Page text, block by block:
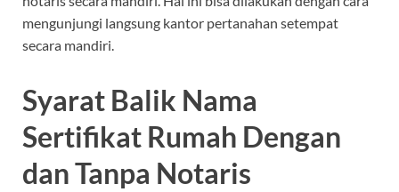
mengunjungi langsung kantor pertanahan setempat
secara mandiri.
Syarat Balik Nama
Sertifikat Rumah Dengan
dan Tanpa Notaris